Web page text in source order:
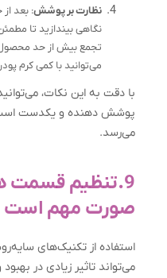
نظارت بر پوشش: بعد
نگاهی بیندازید تا
تجمع بیش از حد محصول
می‌توانید با کمی کرم
با دقت به این نکات،
پوشش دهنده و یکدست
می‌رسد.
9.تنظيم قسمت
صورت مهم است
استفاده از تکنیک‌های
می‌تواند تاثیر زیادی در